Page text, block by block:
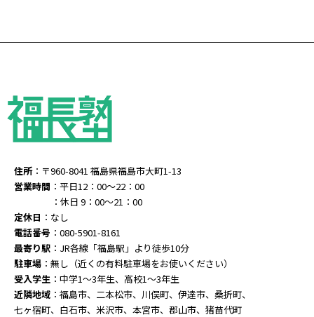
住所：〒960-8041 福島県福島市大町1-13
営業時間 ：平日12：00～22：00
：休日 9：00～21：00
定休日 ：なし
電話番号 ：080-5901-8161
最寄り駅 ：JR各線「福島駅」より徒歩10分
駐車場 ：無し（近くの有料駐車場をお使いください）
受入学生 ：中学1～3年生、高校1～3年生
近隣地域 ：福島市、二本松市、川俣町、伊達市、桑折町、
七ヶ宿町、白石市、米沢市、本宮市、郡山市、猪苗代町